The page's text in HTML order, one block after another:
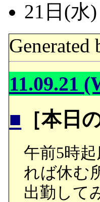
21日(水)
11.09.21
■ ［本日
午前5時
れば休む
出勤して